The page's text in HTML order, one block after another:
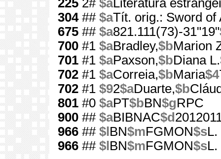
225 2# $aLiteratura
304## $aTít. orig.: Sword of
675 ## $a821.111(73)-31"19"
700 #1 $aBradley,$bMarion
701 #1 $aPaxson,$bDiana L.
702 #1 $aCorreia,$bMaria$4
702 #1 $92$aDuarte,$b
801 #0 $aPT$bBN$gRPC
900 ## $aBIBNAC$d
966 ## $l BN$mFGMON$sL.
966 ## $l BN$mFGMON$sL.